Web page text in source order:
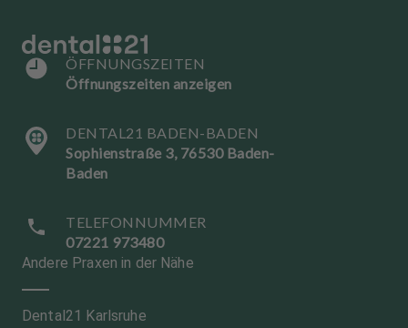
ÖFFNUNGSZEITEN
Öffnungszeiten anzeigen
DENTAL21 BADEN-BADEN
Sophienstraße 3, 76530 Baden-
Baden
TELEFONNUMMER
07221 973480
Andere Praxen in der Nähe
Dental21 Karlsruhe